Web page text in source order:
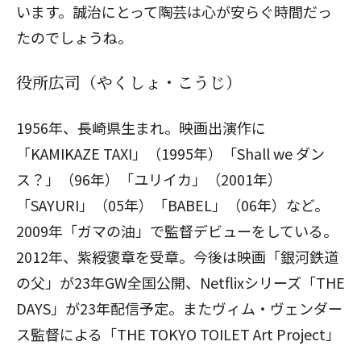
います。誠治にとって陶芸は心が安らぐ時間だっ
たのでしょうね。
役所広司（やくしょ・こうじ）
1956年、長崎県生まれ。映画出演作に
「KAMIKAZE TAXI」（1995年）「Shall we ダン
ス？」（96年）「ユリイカ」（2001年）
「SAYURI」（05年）「BABEL」（06年）など。
2009年「ガマの油」で監督デビューをしている。
2012年、紫綬褒章を受章。今後は映画「銀河鉄道
の父」が23年GW全国公開、Netflixシリーズ「THE
DAYS」が23年配信予定。またヴィム・ヴェンダー
ス監督による「THE TOKYO TOILET Art Project」